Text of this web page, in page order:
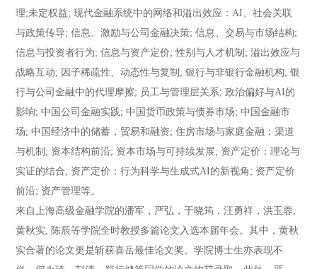
理;未定权益; 现代金融系统中的网络和溢出效应：AI、社会关联
与政策传导; 信息、激励与公司金融决策; 信息、交易与市场结构;
信息与投资者行为; 信息与资产定价; 性别与人才机制; 溢出效应与
战略互动; 因子稀疏性、动态性与复制; 银行与非银行金融机构; 银
行与公司金融中的代理摩擦; 员工与管理层关系; 政治偏好与AI的
影响; 中国公司金融实践; 中国货币政策与债券市场; 中国金融市
场; 中国经济中的储蓄，贸易和融资; 住房市场与家庭金融：渠道
与机制; 资本结构前沿; 资本市场与可持续发展; 资产定价：理论与
实证的结合; 资产定价：行为科学与生成式AI的新视角; 资产定价
前沿; 资产管理等。
来自上海高级金融学院的潘军，严弘，于晓筠，汪勇祥，洪玉蓉,
黄秋实, 陈辰等学院全时教授多篇论文入选本届年会。其中，黄秋
实合著的论文更是斩获喜岳最佳论文奖。学院博士生亦表现不